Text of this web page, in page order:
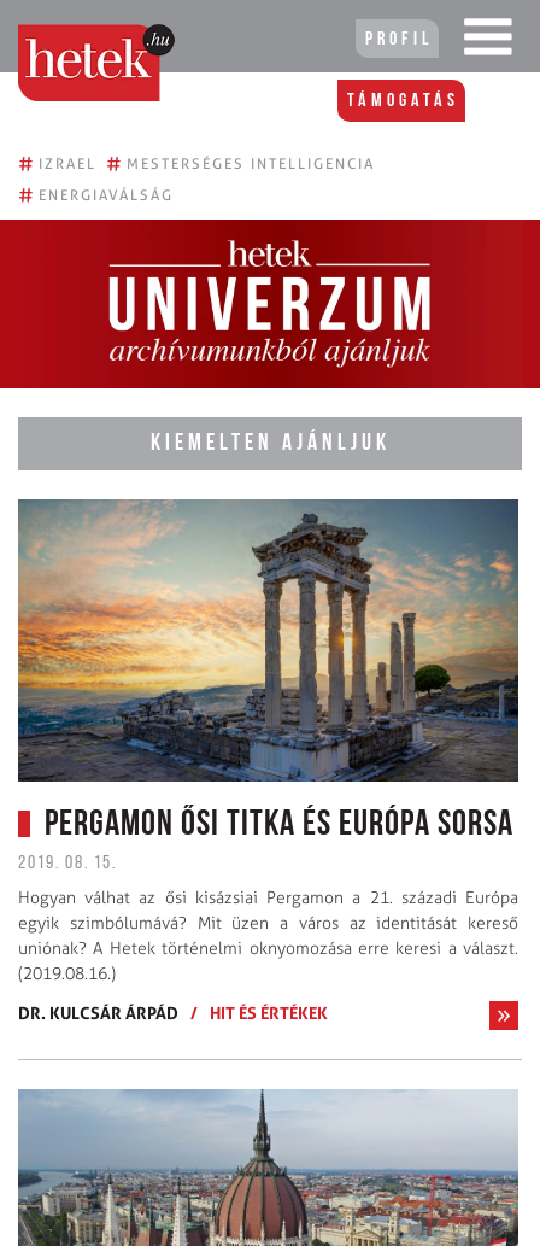
Profil
Támogatás
# IZRAEL # MESTERSÉGES INTELLIGENCIA
# ENERGIAVÁLSÁG
KIEMELTEN AJÁNLJUK
Pergamon ősi titka és Európa sorsa
2019. 08. 15.
Hogyan válhat az ősi kisázsiai Pergamon a 21. századi Európa
egyik szimbólumává? Mit üzen a város az identitását kereső
uniónak? A Hetek történelmi oknyomozása erre keresi a választ.
(2019.08.16.)
DR. KULCSÁR ÁRPÁD
/ HIT ÉS ÉRTÉKEK